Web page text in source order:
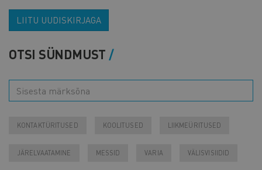
LIITU UUDISKIRJAGA
OTSI SÜNDMUST
KONTAKTÜRITUSED KOOLITUSED LIIKMEÜRITUSED
JÄRELVAATAMINE MESSID VARIA VÄLISVISIIDID